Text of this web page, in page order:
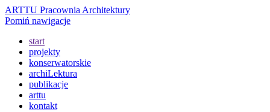
ARTTU Pracownia Architektury
Pomiń nawigacje
start
projekty
konserwatorskie
archiLektura
publikacje
arttu
kontakt